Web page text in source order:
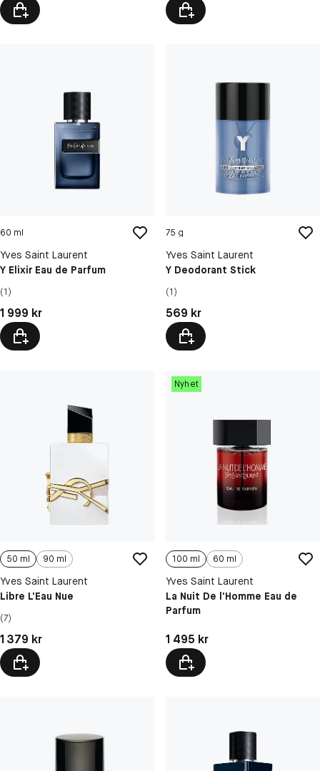
60 ml
Yves Saint Laurent
Y Elixir Eau de Parfum
(1)
Pris: 1 999 kr
1 999 kr
75 g
Yves Saint Laurent
Y Deodorant Stick
(1)
Pris: 569 kr
569 kr
50 ml 90 ml
Yves Saint Laurent
Libre L'Eau Nue
(7)
Pris: 1 379 kr
1 379 kr
Nyhet
100 ml 60 ml
Yves Saint Laurent
La Nuit De l'Homme Eau de
Parfum
Pris: 1 495 kr
1 495 kr